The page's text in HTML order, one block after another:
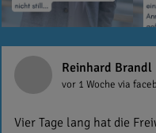
Reinhard Brandl
vor 1 Woche via
Vier Tage lang hat die